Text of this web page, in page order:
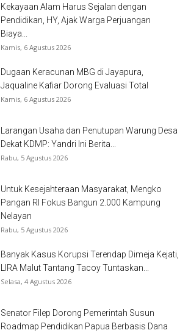
Kekayaan Alam Harus Sejalan dengan
Pendidikan, HY, Ajak Warga Perjuangan
Biaya...
Kamis, 6 Agustus 2026
Dugaan Keracunan MBG di Jayapura,
Jaqualine Kafiar Dorong Evaluasi Total
Kamis, 6 Agustus 2026
Larangan Usaha dan Penutupan Warung Desa
Dekat KDMP: Yandri Ini Berita...
Rabu, 5 Agustus 2026
Untuk Kesejahteraan Masyarakat, Mengko
Pangan RI Fokus Bangun 2.000 Kampung
Nelayan
Rabu, 5 Agustus 2026
Banyak Kasus Korupsi Terendap Dimeja Kejati,
LIRA Malut Tantang Tacoy Tuntaskan...
Selasa, 4 Agustus 2026
Senator Filep Dorong Pemerintah Susun
Roadmap Pendidikan Papua Berbasis Dana